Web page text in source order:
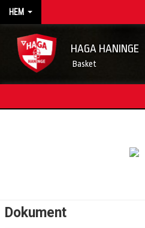
HEM
HAGA HANINGE
Basket
Dokument